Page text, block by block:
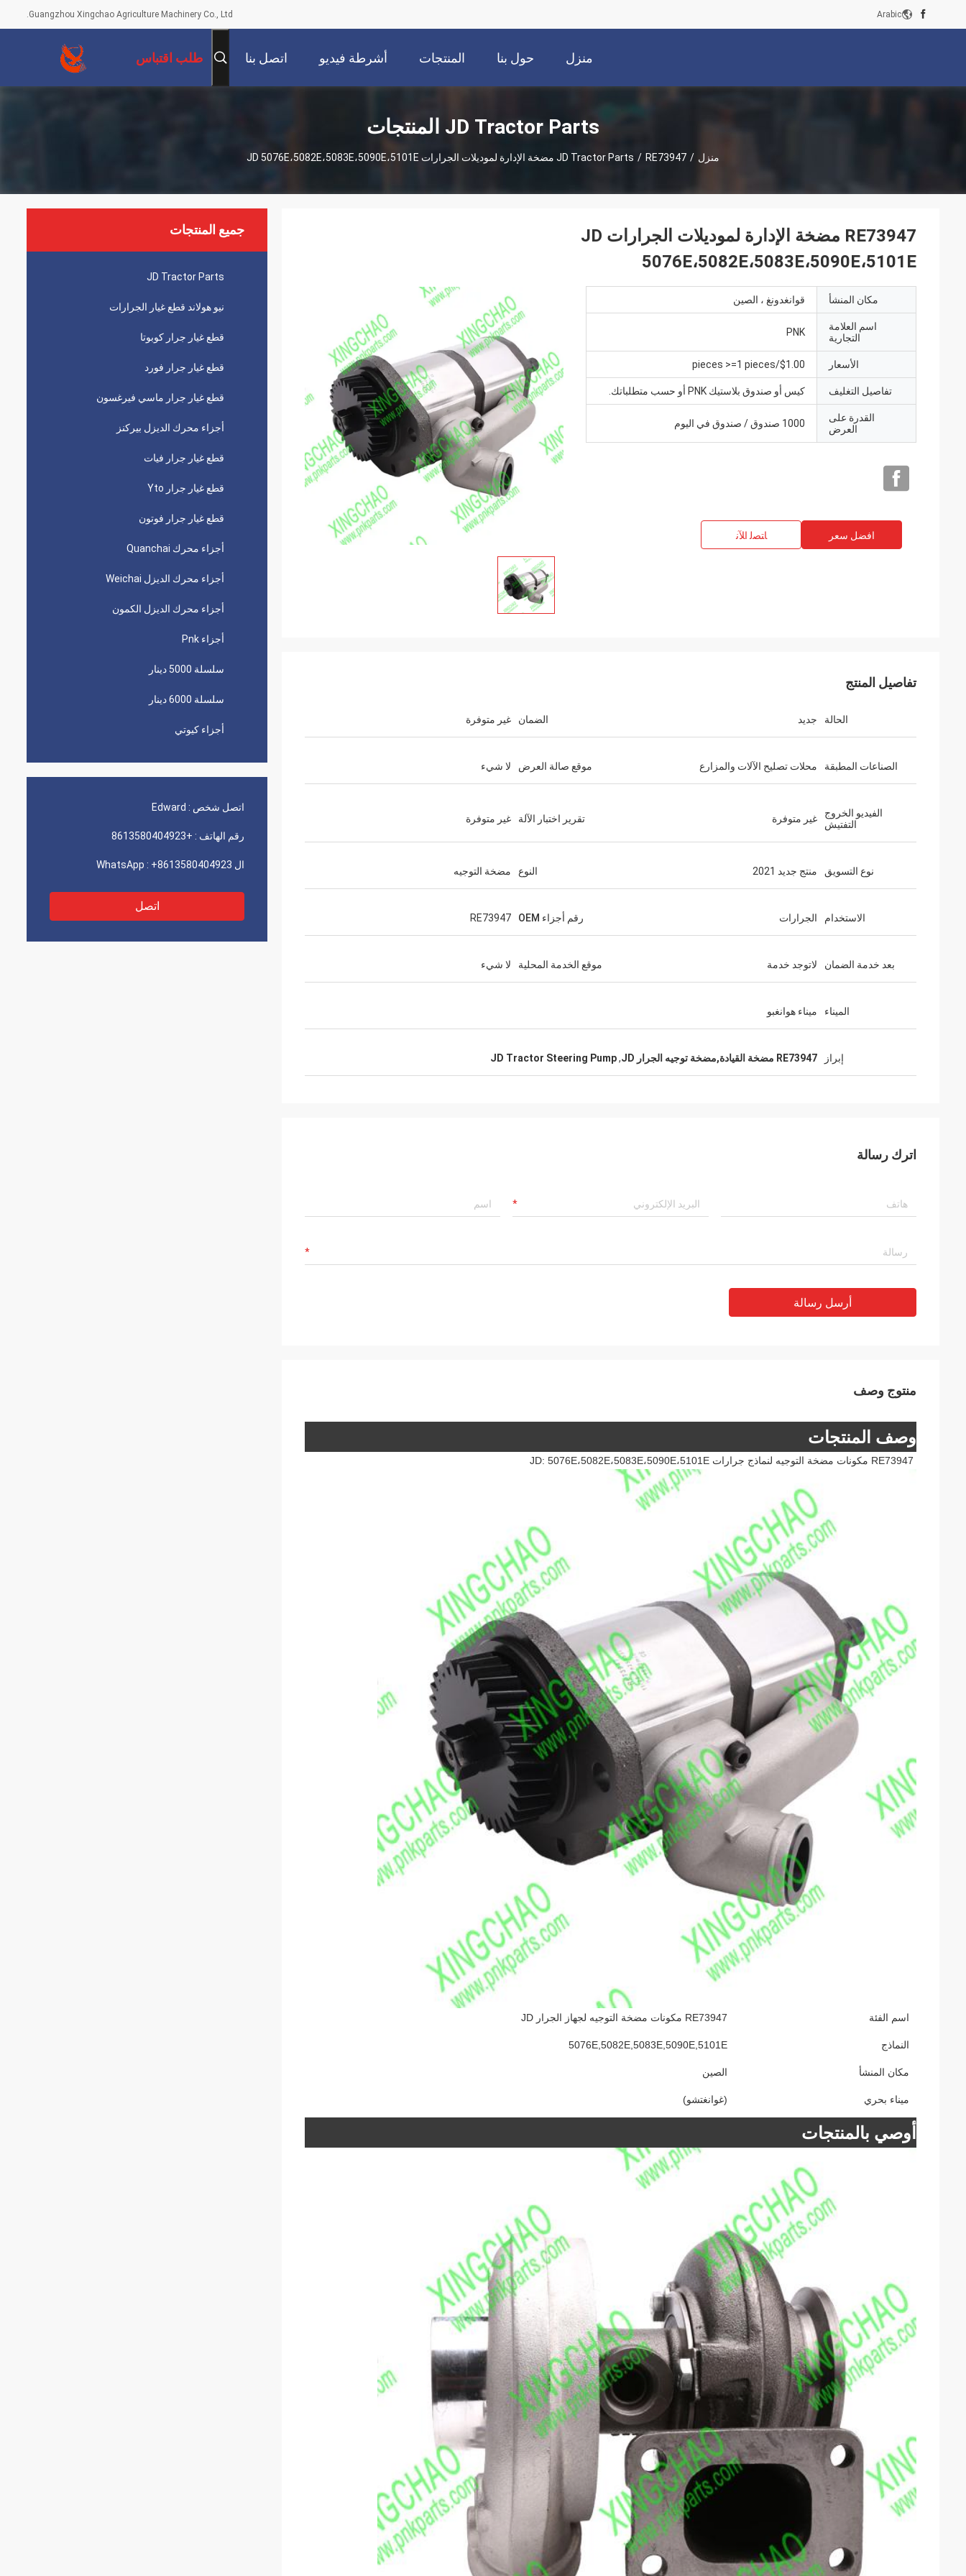
Guangzhou Xingchao Agriculture Machinery Co., Ltd. Arabic
منزل حول بنا المنتجات أشرطة فيديو اتصل بنا طلب اقتباس
JD Tractor Parts المنتجات
منزل /
JD Tractor Parts / RE73947 مضخة الإدارة لموديلات الجرارات JD 5076E،5082E،5083E،5090E،5101E
جميع المنتجات
JD Tractor Parts
نيو هولاند قطع غيار الجرارات
قطع غيار جرار كوبوتا
قطع غيار جرار فورد
قطع غيار جرار ماسي فيرغسون
أجزاء محرك الديزل بيركنز
قطع غيار جرار فيات
قطع غيار جرار Yto
قطع غيار جرار فوتون
أجزاء محرك Quanchai
أجزاء محرك الديزل Weichai
أجزاء محرك الديزل الكمون
أجزاء Pnk
سلسلة 5000 دينار
سلسلة 6000 دينار
أجزاء كيوتي
اتصل شخص : Edward
رقم الهاتف : +8613580404923
ال WhatsApp : +8613580404923
اتصل
RE73947 مضخة الإدارة لموديلات الجرارات JD
5076E،5082E،5083E،5090E،5101E
مكان المنشأ قوانغدونغ ، الصين
اسم العلامة
التجارية
PNK
الأسعار $1.00/pieces >=1 pieces
تفاصيل التغليف كيس أو صندوق بلاستيك PNK أو حسب متطلباتك.
القدرة على
العرض
1000 صندوق / صندوق في اليوم
افضل سعر ﺎﺘﺼﻟ ﺍﻶﻧ
تفاصيل المنتج
الحالة جديد الضمان غير متوفرة
الصناعات المطبقة محلات تصليح الآلات والمزارع موقع صالة العرض لا شيء
الفيديو الخروج
التفتيش
غير متوفرة تقرير اختبار الآلة غير متوفرة
نوع التسويق منتج جديد 2021 النوع مضخة التوجيه
الاستخدام الجرارات رقم أجزاء OEM RE73947
بعد خدمة الضمان لاتوجد خدمة موقع الخدمة المحلية لا شيء
الميناء ميناء هوانغبو
إبراز RE73947 مضخة القيادة,مضخة توجيه الجرار JD ,
JD Tractor Steering Pump
اترك رسالة
أرسل رسالة
منتوج وصف
وصف المنتجات
RE73947 مكونات مضخة التوجيه لنماذج جرارات JD: 5076E،5082E،5083E،5090E،5101E
اسم الفئة RE73947 مكونات مضخة التوجيه لجهاز الجرار JD
النماذج 5076E,5082E,5083E,5090E,5101E
مكان المنشأ الصين
ميناء بحري (غوانغتشو)
أوصي بالمنتجات